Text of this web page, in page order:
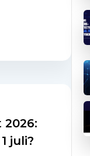
juli?